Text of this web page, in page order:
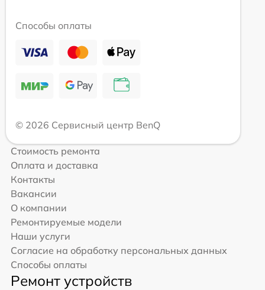
Способы оплаты
© 2026 Сервисный центр BenQ
Стоимость ремонта
Оплата и доставка
Контакты
Вакансии
О компании
Ремонтируемые модели
Наши услуги
Согласие на обработку персональных данных
Способы оплаты
Ремонт устройств